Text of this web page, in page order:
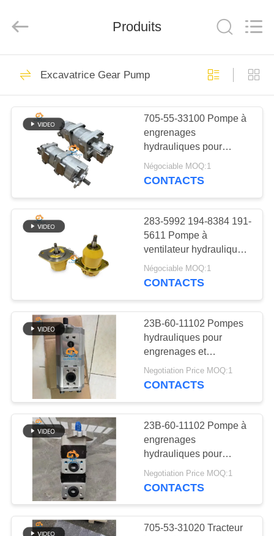
MAISON
PRODUITS
VIDÉOS
PROPOS
VISITE
DE
L'USINE
CONTRÔLE
DE
QUALITÉ
NOUS
CONTACTER
Machinery
Rights
Cylindre hydraulique
pour excavatrice
483
Cylindre de bras
101
Cylindre à flèche
92
Cylindre de seau
Produits
Excavatrice Gear Pump
705-55-33100 Pompe à
engrenages
hydrauliques pour
chargeuse à roues
WA430-5 WA430-5-SN
Négociable MOQ:1
CONTACTS
283-5992 194-8384 191-
5611 Pompe à
ventilateur hydraulique
pour chasseurs 330C
E330C
Négociable MOQ:1
CONTACTS
23B-60-11102 Pompes
hydrauliques pour
engrenages et
équipements de
classement GD510R
Negotiation Price MOQ:1
CONTACTS
23B-60-11102 Pompe à
engrenages
hydrauliques pour
classeurs Komatsu
GD623A-1 GD621A-1
Negotiation Price MOQ:1
CONTACTS
705-53-31020 Tracteur